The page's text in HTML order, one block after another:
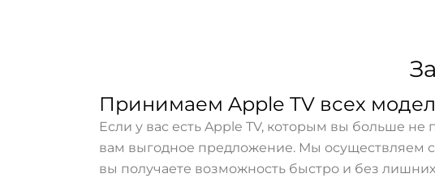
Принимаем Apple TV всех
Если у вас есть Apple TV, которым вы больше
вам выгодное предложение. Мы осуществляем
вы получаете возможность быстро и без